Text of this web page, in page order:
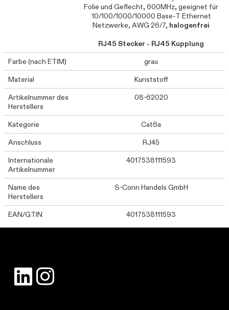
Folie und Geflecht, 600MHz, geeignet für
10/100/1000/10000 Base-T Ethernet
Netzwerke, AWG 26/7, halogenfrei
RJ45 Stecker - RJ45 Kupplung
Farbe (nach ETIM)
grau
Material
Kunststoff
Artikelnummer des
Herstellers
08-62020
Kategorie
Cat6a
Anschluss
RJ45
Internationale
Artikelnummer
4017538111593
Name des
Herstellers
S-Conn Handels GmbH
EAN/GTIN 4017538111593